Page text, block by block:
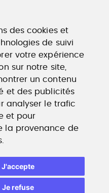
des cookies et
de suivi
votre expérience
sur notre site,
un contenu
et des publicités
analyser le trafic
et pour
la provenance de
J'accepte
Je refuse
784.000 visites et
formations aux métiers
formation.com
professionnel
techniques de
conseil.
une cvthèque de